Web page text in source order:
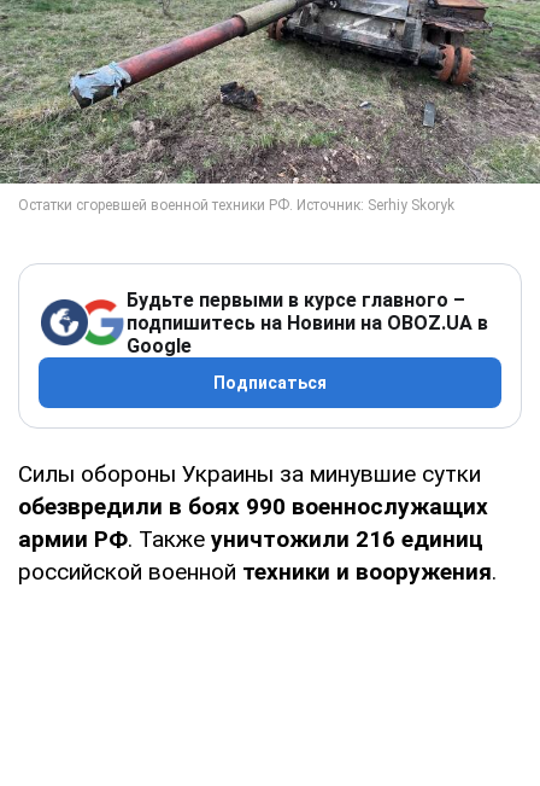
Будьте первыми в курсе главного –
подпишитесь на Новини на OBOZ.UA в
Google
Подписаться
Силы обороны Украины за минувшие сутки
обезвредили в боях 990 военнослужащих
армии РФ. Также уничтожили 216 единиц
российской военной техники и вооружения.